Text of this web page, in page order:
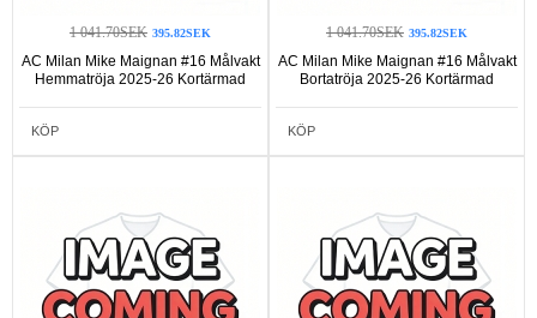
1 041.70SEK 395.82SEK
AC Milan Mike Maignan #16 Målvakt
Hemmatröja 2025-26 Kortärmad
KÖP
1 041.70SEK 395.82SEK
AC Milan Mike Maignan #16 Målvakt
Bortatröja 2025-26 Kortärmad
KÖP